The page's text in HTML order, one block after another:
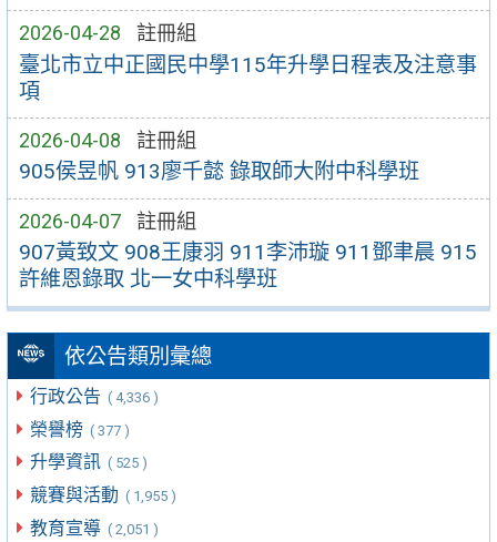
2026-04-28 註冊組
臺北市立中正國民中學115年升學日程表及注意事
項
2026-04-08 註冊組
905侯昱帆 913廖千懿 錄取師大附中科學班
2026-04-07 註冊組
907黃致文 908王康羽 911李沛璇 911鄧聿晨 915
許維恩錄取 北一女中科學班
依公告類別彙總
行政公告 ( 4,336 )
榮譽榜 ( 377 )
升學資訊 ( 525 )
競賽與活動 ( 1,955 )
教育宣導 ( 2,051 )